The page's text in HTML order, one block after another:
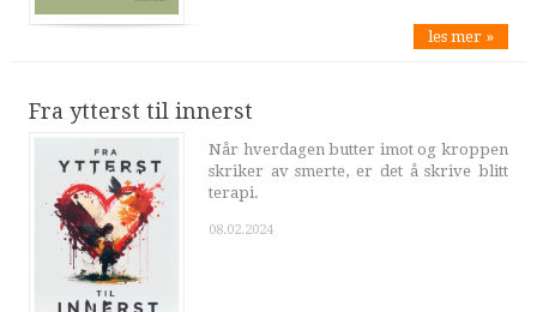
les mer »
Fra ytterst til innerst
Når hverdagen butter imot og kroppen
skriker av smerte, er det å skrive blitt
terapi.
08.02.2024